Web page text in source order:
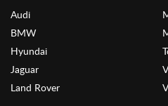
Audi
BMW
Hyundai
Jaguar
Land Rover